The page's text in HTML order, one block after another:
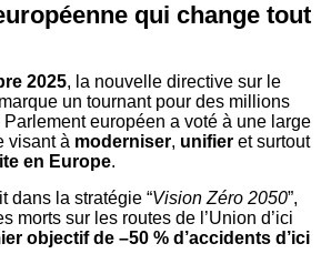
qui change tout
2025, la nouvelle directive sur le
un tournant pour des millions
Parlement européen a voté à une large
visant à moderniser, unifier et surtout
en Europe.
dans la stratégie “Vision Zéro 2050”,
morts sur les routes de l’Union d’ici
objectif de –50 % d’accidents d’ici